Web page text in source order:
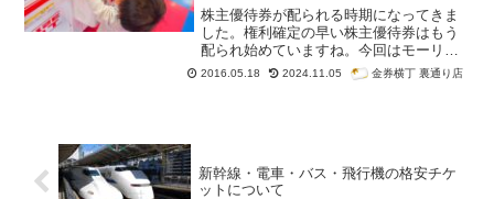
株主優待券が配られる時期になってきま
した。権利確定の早い株主優待券はもう
配られ始めていますね。今回はモーリー
ファンタジー、モーリーファンタジーf、
らんらんらんど、パロ、ファンキッズで
2016.05.18 2024.11.05 金券横丁 裏通り店
新幹線・電車・バス・飛行機の格安チケ
ットについて